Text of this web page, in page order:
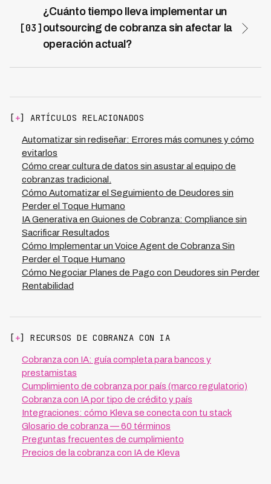
visibilidad total de las operaciones. Para mitigarlo, es
fundamental implementar sistemas integrados que
permitan monitoreo en tiempo real, definir protocolos
claros sobre comunicación con deudores, y seleccionar
de cobranza, permitiendo que las instituciones
financieras mantengan el control total mientras reducen
internos, sin sacrificar resultados ni compliance.
[03]
¿Cuánto tiempo lleva implementar un
outsourcing de cobranza sin afectar la
operación actual?
un proveedor con capacidad de integración rápida,
transición gradual de carteras y formación en tu
operación específica. Proveedores como Kleva cuentan
con metodología de onboarding estructurada que
minimiza disrupciones: integran sistemas legados,
configuran reglas de negocio personalizadas y escalan
gradualmente, logrando que instituciones financieras en
toda LATAM pasen a operación full en 60-90 días. Lo
fundamental es que el proveedor tenga experiencia
comprobada en la región y entienda el marco regulatorio
local.
[+] ARTÍCULOS RELACIONADOS
Automatizar sin rediseñar: Errores más comunes y cómo
evitarlos
Cómo crear cultura de datos sin asustar al equipo de
cobranzas tradicional.
Cómo Automatizar el Seguimiento de Deudores sin
Perder el Toque Humano
IA Generativa en Guiones de Cobranza: Compliance sin
Sacrificar Resultados
Cómo Implementar un Voice Agent de Cobranza Sin
Perder el Toque Humano
Cómo Negociar Planes de Pago con Deudores sin Perder
Rentabilidad
[+] RECURSOS DE COBRANZA CON IA
Cobranza con IA: guía completa para bancos y
prestamistas
Cumplimiento de cobranza por país (marco regulatorio)
Cobranza con IA por tipo de crédito y país
Integraciones: cómo Kleva se conecta con tu stack
Glosario de cobranza — 60 términos
Preguntas frecuentes de cumplimiento
Precios de la cobranza con IA de Kleva